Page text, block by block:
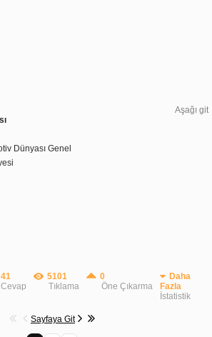
Aşağı git
Dünyası Genel
41
Cevap
5101
Tıklama
0
Öne Çıkarma
Daha
Fazla
İstatistik
Sayfaya Git